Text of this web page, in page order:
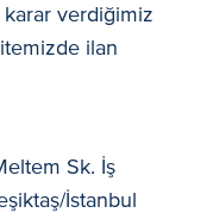
karar verdiğimiz
ilan
Sk. İş
İstanbul